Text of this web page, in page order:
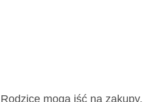
Rodzice mogą iść na zakupy.